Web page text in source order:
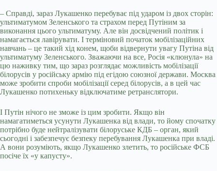
– Справді, зараз Лукашенко перебуває під ударом із двох сторін:
ультиматумом Зеленського та страхом перед Путіним за
виконання цього ультиматуму. Але він досвідчений політик і
намагається лавірувати. І терміновий початок мобілізаційних
навчань – це такий хід конем, щоби відвернути увагу Путіна від
ультиматуму Зеленського. Зважаючи на все, Росія «клюнула» на
цю наживку тим, що зараз розглядає можливість мобілізації
білорусів у російську армію під егідою союзної держави. Москва
може зробити спроби мобілізації серед білорусів, а в цей час
Лукашенко потихеньку відключатиме ретранслятори.
І Путін нічого не зможе із цим зробити. Якщо він
намагатиметься усунути Лукашенка від влади, то йому спочатку
потрібно буде нейтралізувати білоруське КДБ – орган, який
сьогодні і забезпечує безпеку перебування Лукашенка при владі.
А вони розуміють, якщо Лукашенко злетить, то російське ФСБ
посіче їх «у капусту».